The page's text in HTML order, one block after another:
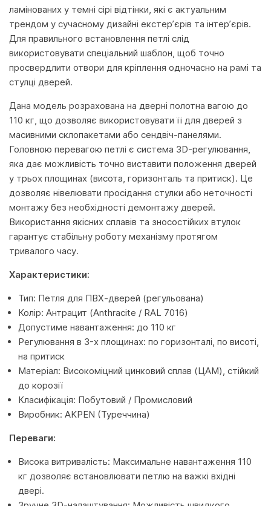
ламінованих у темні сірі відтінки, які є актуальним
трендом у сучасному дизайні екстер’єрів та інтер’єрів.
Для правильного встановлення петлі слід
використовувати спеціальний шаблон, щоб точно
просвердлити отвори для кріплення одночасно на рамі та
стулці дверей.
Дана модель розрахована на дверні полотна вагою до
110 кг, що дозволяє використовувати її для дверей з
масивними склопакетами або сендвіч-панелями.
Головною перевагою петлі є система 3D-регулювання,
яка дає можливість точно виставити положення дверей
у трьох площинах (висота, горизонталь та притиск). Це
дозволяє нівелювати просідання стулки або неточності
монтажу без необхідності демонтажу дверей.
Використання якісних сплавів та зносостійких втулок
гарантує стабільну роботу механізму протягом
тривалого часу.
Характеристики:
Тип: Петля для ПВХ-дверей (регульована)
Колір: Антрацит (Anthracite / RAL 7016)
Допустиме навантаження: до 110 кг
Регулювання в 3-х площинах: по горизонталі, по висоті,
на притиск
Матеріал: Високоміцний цинковий сплав (ЦАМ), стійкий
до корозії
Класифікація: Побутовий / Промисловий
Виробник: AKPEN (Туреччина)
Переваги:
Висока витривалість: Максимальне навантаження 110
кг дозволяє встановлювати петлю на важкі вхідні
двері.